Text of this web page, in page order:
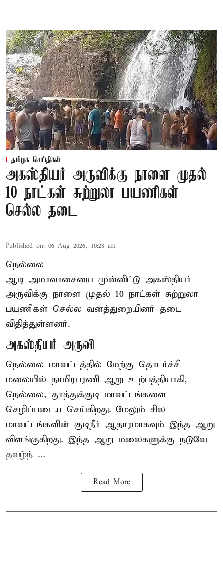
தமிழக செய்திகள்
அகஸ்தியர் அருவிக்கு நாளை முதல்
10 நாட்கள் சுற்றுலா பயணிகள்
செல்ல தடை
Published on: 06 Aug 2026, 10:28 am
நெல்லை
ஆடி அமாவாசையை முன்னிட்டு அகஸ்தியர்
அருவிக்கு நாளை முதல் 10 நாட்கள் சுற்றுலா
பயணிகள் செல்ல வனத்துறையினர் தடை
விதித்துள்ளனர்.
அகஸ்தியர் அருவி
நெல்லை மாவட்டத்தில் மேற்கு தொடர்ச்சி
மலையில் தாமிரபரணி ஆறு உற்பத்தியாகி,
நெல்லை, தூத்துக்குடி மாவட்டங்களை
செழிப்படைய செய்கிறது. மேலும் சில
மாவட்டங்களின் குடிநீர் ஆதாரமாகவும் இந்த ஆறு
விளங்குகிறது. இந்த ஆறு மலைகளுக்கு நடுவே
தவழ்ந் ...
Read More